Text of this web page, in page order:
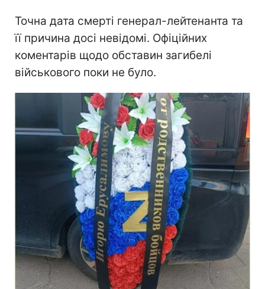
Точна дата смерті генерал-лейтенанта та
її причина досі невідомі. Офіційних
коментарів щодо обставин загибелі
військового поки не було.